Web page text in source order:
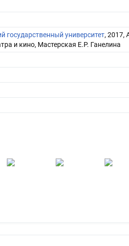
государственный университет, 2017,
и кино, Мастерская Е.Р. Ганелина